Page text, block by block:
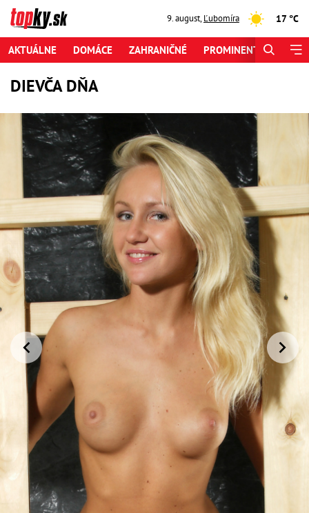
9. august,Ľubomíra 17 °C
AKTUÁLNE DOMÁCE ZAHRANIČNÉ PROMINENTI ŠPORT
DIEVČA DŇA